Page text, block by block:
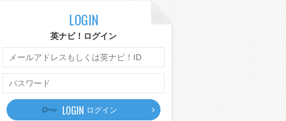
LOGIN
英ナビ！ログイン
LOGIN ログイン